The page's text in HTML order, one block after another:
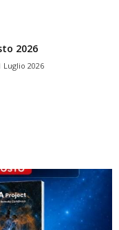
2026
Luglio 2026